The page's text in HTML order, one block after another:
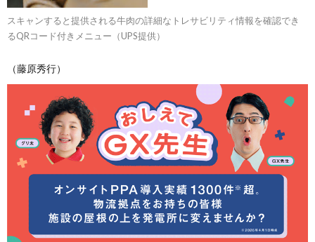
スキャンすると提供される牛肉の詳細なトレサビリティ情報を確認でき
るQRコード付きメニュー（UPS提供）
（藤原秀行）